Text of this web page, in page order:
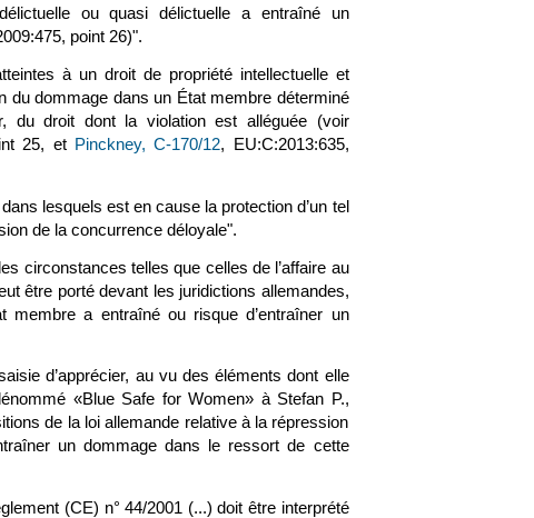
ou quasi délictuelle a entraîné un
point 26)".
à un droit de propriété intellectuelle et
du dommage dans un État membre déterminé
du droit dont la violation est alléguée (voir
25, et Pinckney, C-170/12, EU:C:2013:635,
lesquels est en cause la protection d’un tel
de la concurrence déloyale".
circonstances telles que celles de l’affaire au
être porté devant les juridictions allemandes,
a entraîné ou risque d’entraîner un
d’apprécier, au vu des éléments dont elle
«Blue Safe for Women» à Stefan P.,
de la loi allemande relative à la répression
un dommage dans le ressort de cette
(CE) n° 44/2001 (...) doit être interprété